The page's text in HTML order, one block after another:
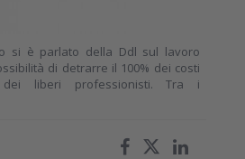
si è parlato della Ddl sul lavoro
di detrarre il 100% dei costi
dei liberi professionisti. Tra i